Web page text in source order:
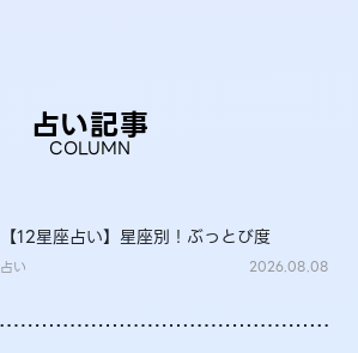
占い記事
COLUMN
【12星座占い】星座別！ぶっとび度
占い 2026.08.08